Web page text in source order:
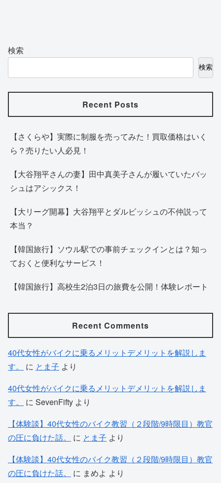
検索
検索
Recent Posts
【さくらや】実際に制服を売ってみた！買取価格はいく
ら？売りたい人必見！
【大谷翔平さんの妻】田中真美子さんが履いていたバッ
シュはアシックス！
【大リーグ開幕】大谷翔平とダルビッシュの不仲説って
本当？
【韓国旅行】ソウル駅での事前チェックインとは？知っ
ておくと便利なサービス！
【韓国旅行】高校生2泊3日の旅費を公開！体験レポート
Recent Comments
40代女性がバイクに乗るメリットデメリットを解説しま
す。
に とま子 より
40代女性がバイクに乗るメリットデメリットを解説しま
す。
に SevenFifty より
【体験談】40代女性のバイク教習（２段階/9時限目）教官
の圧に負けた話。
に とま子 より
【体験談】40代女性のバイク教習（２段階/9時限目）教官
の圧に負けた話。
に まめよ より